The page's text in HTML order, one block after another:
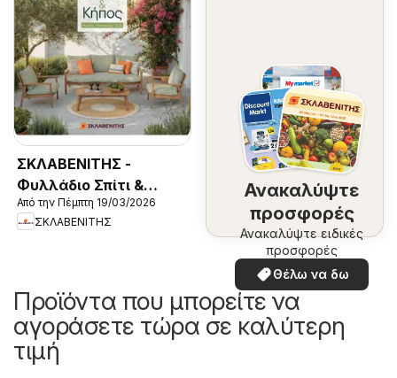
ΣΚΛΑΒΕΝΙΤΗΣ -
Φυλλάδιο Σπίτι &
Κήπος 2026
Από την Πέμπτη 19/03/2026
ΣΚΛΑΒΕΝΙΤΗΣ
Ανακαλύψτε
προσφορές
Ανακαλύψτε ειδικές
προσφορές
Θέλω να δω
Προϊόντα που μπορείτε να
αγοράσετε τώρα σε καλύτερη
τιμή